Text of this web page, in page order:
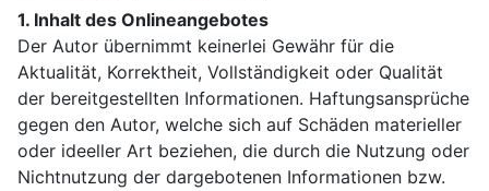
1. Inhalt des Onlineangebotes
Der Autor übernimmt keinerlei Gewähr für die
Aktualität, Korrektheit, Vollständigkeit oder Qualität
der bereitgestellten Informationen. Haftungsansprüche
gegen den Autor, welche sich auf Schäden materieller
oder ideeller Art beziehen, die durch die Nutzung oder
Nichtnutzung der dargebotenen Informationen bzw.